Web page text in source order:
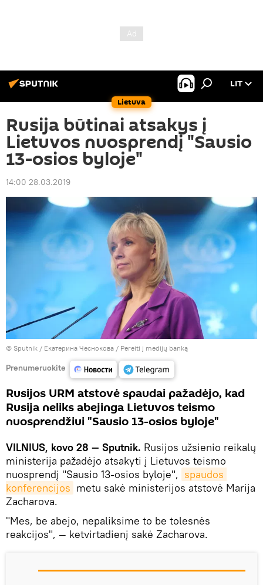
Lietuva
LIT
Rusija būtinai atsakys į
Lietuvos nuosprendį "Sausio
13-osios byloje"
14:00 28.03.2019
© Sputnik / Екатерина Чеснокова / Pereiti į medijų banką
Prenumeruokite
Rusijos URM atstovė spaudai pažadėjo, kad
Rusija neliks abejinga Lietuvos teismo
nuosprendžiui "Sausio 13-osios byloje"
VILNIUS, kovo 28 — Sputnik. Rusijos užsienio reikalų
ministerija pažadėjo atsakyti į Lietuvos teismo
nuosprendį "Sausio 13-osios byloje", spaudos
konferencijos metu sakė ministerijos atstovė Marija
Zacharova.
"Mes, be abejo, nepaliksime to be tolesnės
reakcijos", — ketvirtadienį sakė Zacharova.